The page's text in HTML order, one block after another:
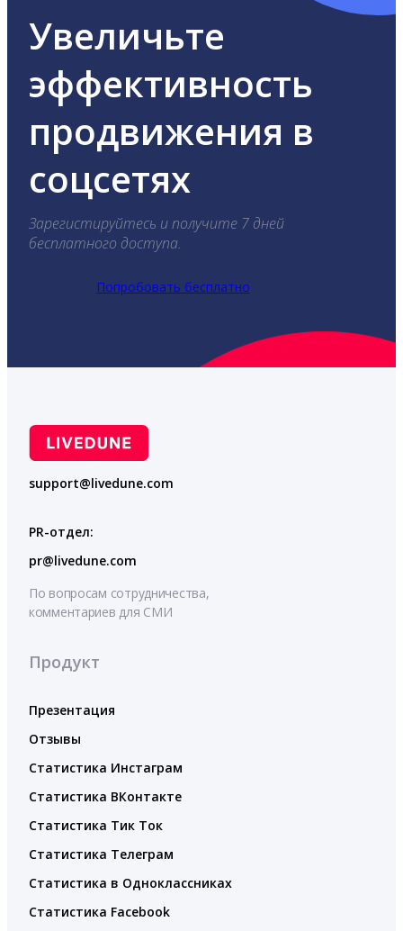
Увеличьте
эффективность
продвижения в
соцсетях
Зарегистируйтесь и получите 7 дней
бесплатного доступа.
Попробовать бесплатно
support@livedune.com
PR-отдел:
pr@livedune.com
По вопросам сотрудничества,
комментариев для СМИ
Продукт
Презентация
Отзывы
Статистика Инстаграм
Статистика ВКонтакте
Статистика Тик Ток
Статистика Телеграм
Статистика в Одноклассниках
Статистика Facebook